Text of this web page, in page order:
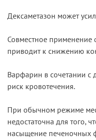
Дексаметазон может
Совместное применение
приводит к снижению
Варфарин в сочетании с
риск кровотечения.
При обычном режиме
недостаточна для того,
насыщение печеночных